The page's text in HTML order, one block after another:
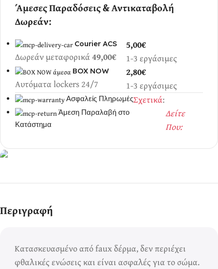
Άμεσες Παραδόσεις & Αντικαταβολή
Δωρεάν:
Courier ACS
Δωρεάν μεταφορικά49,00€ 1-3 εργάσιμες
5,00€
BOX NOW
Αυτόματα lockers 24/7 1-3 εργάσιμες
2,80€
Ασφαλείς ΠληρωμέςΣχετικά:
Άμεση Παραλαβή στο
Κατάστημα
Δείτε
Που:
Ερωτικά Παιχνίδια
Friday!
Περιγραφή
Κατασκευασμένο από faux δέρμα, δεν περιέχει
φθαλικές ενώσεις και είναι ασφαλές για το σώμα.